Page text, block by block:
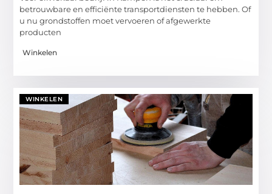
betrouwbare en efficiënte transportdiensten te hebben. Of
u nu grondstoffen moet vervoeren of afgewerkte
producten
Winkelen
WINKELEN